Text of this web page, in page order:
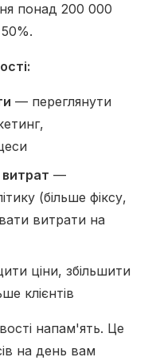
понад 200 000
— переглянути
—
(більше фіксу,
витрати на
ціни, збільшити
клієнтів
напам'ять. Це
на день вам